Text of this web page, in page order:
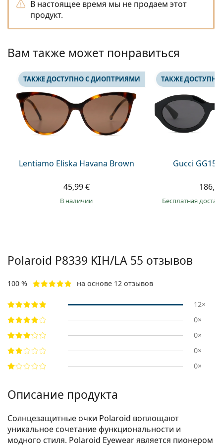
Persol
Prada
В настоящее время мы не продаем этот
продукт.
Вам также может понравиться
Lentiamo Eliska Havana Brown
ТАКЖЕ ДОСТУПНО С ДИОПТРИЯМИ
45,99 €
в наличии
Gucci
ТАКЖЕ
Бесплатная
Polaroid P8339 KIH/LA 55 отзывов
100 % на основе 12 отзывов
12×
0×
0×
0×
0×
Описание продукта
Солнцезащитные очки Polaroid воплощают
уникальное сочетание функциональности и
модного стиля. Polaroid Eyewear является пионером